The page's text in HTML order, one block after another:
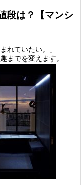
段は？【マンシ
れていたい。」
までを変えます。